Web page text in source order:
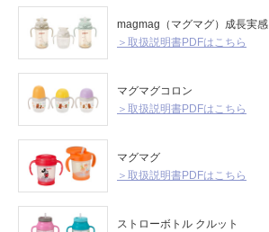
magmag（マグマグ）成長実感
＞取扱説明書PDFはこちら
マグマグコロン
＞取扱説明書PDFはこちら
マグマグ
＞取扱説明書PDFはこちら
ストローボトル クルット